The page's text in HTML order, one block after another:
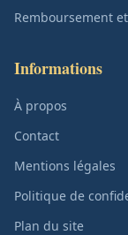
Remboursement
Informations
À propos
Contact
Mentions légales
Politique de
Plan du site